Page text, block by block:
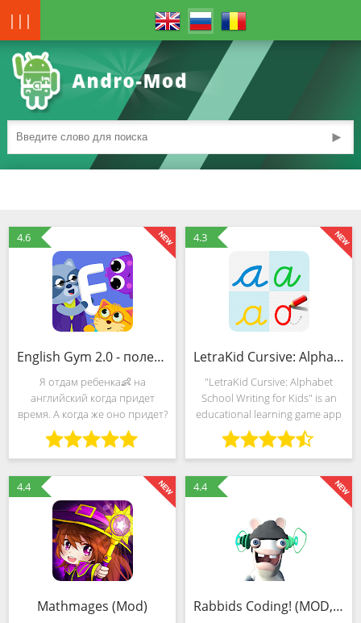
|||
►
4.6
English Gym 2.0 - полезный английский для детей (MOD, Всё открыто)
Я отдам ребенка👶 на
английский когда придет
время. А когда же оно придет?
English Kids 2.0 помогает
маленьким детям начать
знакомство с английским
языком, ведь язык усваивается
гораздо легче в раннем
4.3
LetraKid Cursive: Alphabet Letters Writing Kids (MOD, Всё открыто)
"LetraKid Cursive: Alphabet
School Writing for Kids" is an
educational learning game app
for kids 4, 5, 6, 7, 8 years old that
can help them to learn to write
cursive letters, while having
4.4
Mathmages (Mod)
4.4
Rabbids Coding! (MOD, Всё открыто)